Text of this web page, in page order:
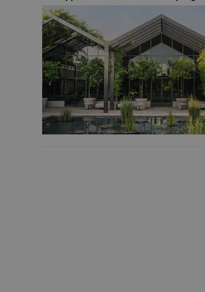
I cookie
e l'accesso alle
NOME
PHPSESSID